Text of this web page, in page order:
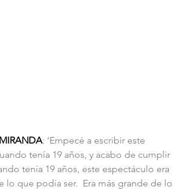
: ‘Empecé a escribir este
tenía 19 años, y acabo de cumplir
tenía 19 años, este espectáculo era
lo que podía ser.  Era más grande de lo